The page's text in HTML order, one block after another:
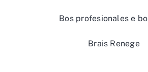
Bos profesionales e
Brais Renege